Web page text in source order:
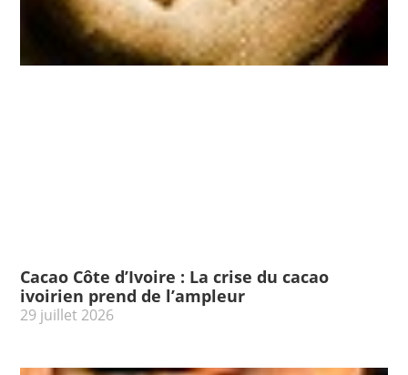
Cacao Côte d’Ivoire : La crise du cacao
ivoirien prend de l’ampleur
29 juillet 2026